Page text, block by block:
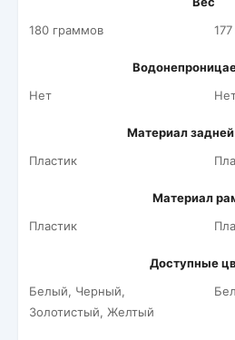
180 граммов
Нет
Материал
Пластик
Материал
Пластик
Доступные
Белый, Черный,
Золотистый, Желтый